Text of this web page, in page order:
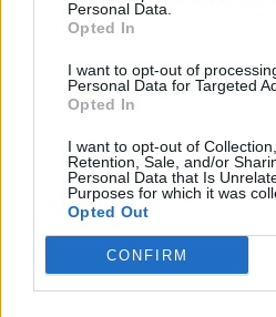
Personal Data.
Opted In
I want to opt-out of
Personal Data for Targeted
Opted In
I want to opt-out of
Retention, Sale, and/or
Personal Data that Is
Purposes for which it was
Opted Out
CONFIRM